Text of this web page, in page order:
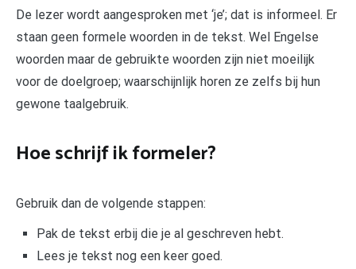
De lezer wordt aangesproken met ‘je’; dat is informeel. Er
staan geen formele woorden in de tekst. Wel Engelse
woorden maar de gebruikte woorden zijn niet moeilijk
voor de doelgroep; waarschijnlijk horen ze zelfs bij hun
gewone taalgebruik.
Hoe schrijf ik formeler?
Gebruik dan de volgende stappen:
Pak de tekst erbij die je al geschreven hebt.
Lees je tekst nog een keer goed.